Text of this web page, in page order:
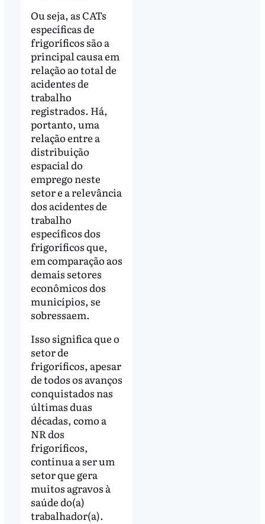
Ou seja, as CATs
específicas de
frigoríficos são a
principal causa em
relação ao total de
acidentes de
trabalho
registrados. Há,
portanto, uma
relação entre a
distribuição
espacial do
emprego neste
setor e a relevância
dos acidentes de
trabalho
específicos dos
frigoríficos que,
em comparação aos
demais setores
econômicos dos
municípios, se
sobressaem.
Isso significa que o
setor de
frigoríficos, apesar
de todos os avanços
conquistados nas
últimas duas
décadas, como a
NR dos
frigoríficos,
continua a ser um
setor que gera
muitos agravos à
saúde do(a)
trabalhador(a).